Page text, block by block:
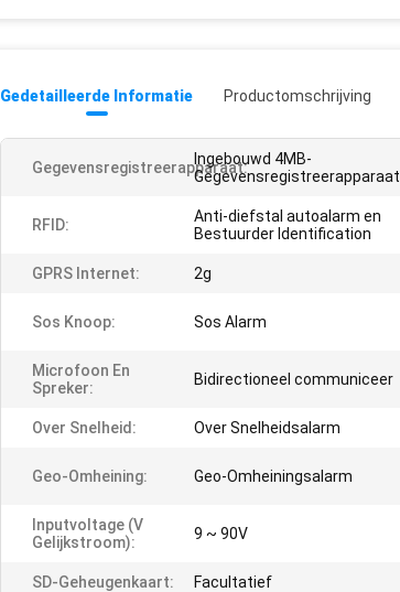
Gedetailleerde Informatie Productomschrijving
Gegevensregistreerapparaat:Ingebouwd 4MB-
Gegevensregistreerapparaat
RFID:
Anti-diefstal autoalarm en
Bestuurder Identification
GPRS Internet: 2g
Sos Knoop: Sos Alarm
Microfoon En
Spreker:
Bidirectioneel communiceer
Over Snelheid: Over Snelheidsalarm
Geo-Omheining: Geo-Omheiningsalarm
Inputvoltage (V
Gelijkstroom):
9 ~ 90V
SD-Geheugenkaart: Facultatief